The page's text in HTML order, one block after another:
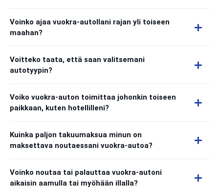
Voinko ajaa vuokra-autollani rajan yli toiseen
maahan?
Voitteko taata, että saan valitsemani
autotyypin?
Voiko vuokra-auton toimittaa johonkin toiseen
paikkaan, kuten hotellilleni?
Kuinka paljon takuumaksua minun on
maksettava noutaessani vuokra-autoa?
Voinko noutaa tai palauttaa vuokra-autoni
aikaisin aamulla tai myöhään illalla?